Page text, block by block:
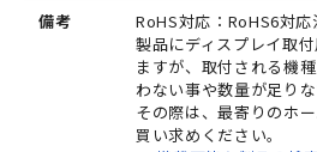
備考
RoHS対応：RoHS6対応
製品にディスプレイ取
ますが、取付される機
わない事や数量が足り
その際は、最寄りのホ
買い求めください。